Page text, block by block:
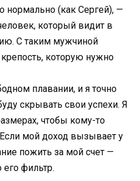
нормально (как Сергей), —
который видит в
С таким мужчиной
которую нужно
плавании, и я точно
скрывать свои успехи. Я
чтобы кому-то
мой доход вызывает у
пожить за мой счет —
фильтр.